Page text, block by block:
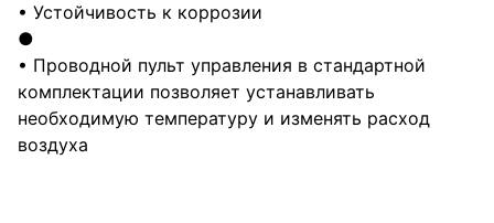
• Устойчивость к коррозии
●
• Проводной пульт управления в стандартной
комплектации позволяет устанавливать
необходимую температуру и изменять расход
воздуха